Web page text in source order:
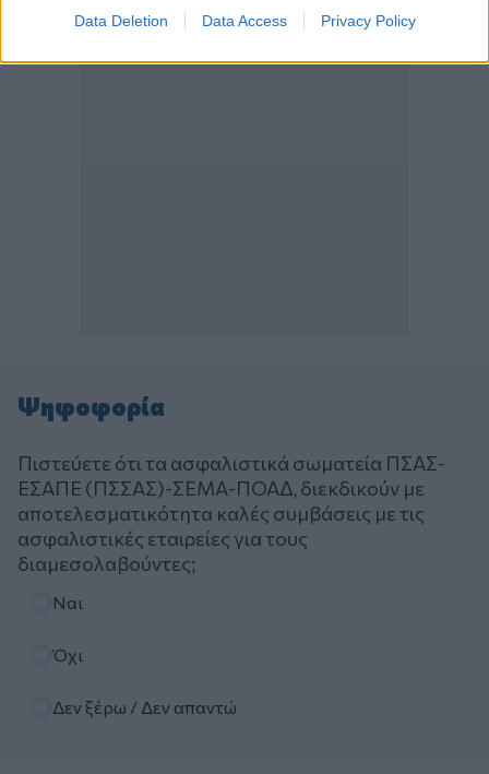
Data Deletion Data Access Privacy Policy
Ψηφοφορία
Πιστεύετε ότι τα ασφαλιστικά σωματεία ΠΣΑΣ-
ΕΣΑΠΕ (ΠΣΣΑΣ)-ΣΕΜΑ-ΠΟΑΔ, διεκδικούν με
αποτελεσματικότητα καλές συμβάσεις με τις
ασφαλιστικές εταιρείες για τους
διαμεσολαβούντες;
Ναι
Όχι
Δεν ξέρω / Δεν απαντώ